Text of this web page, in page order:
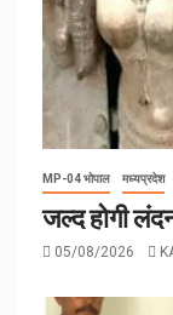
MP-04 भोपाल मध्यप्रदेश
जल्द होगी
05/08/2026